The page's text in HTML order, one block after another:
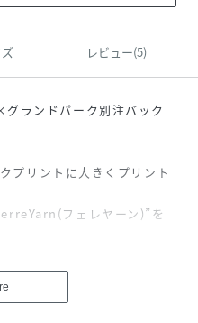
レビュー(5)
ランドパーク別注バック
プリントに大きくプリント
フェレヤーン)”を
事で生地に強度としなやか